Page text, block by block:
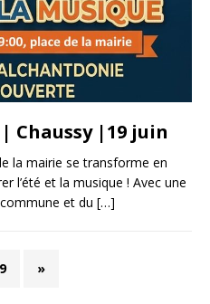
Chaussy |19 juin
la mairie se transforme en
l’été et la musique ! Avec une
et du […]
»